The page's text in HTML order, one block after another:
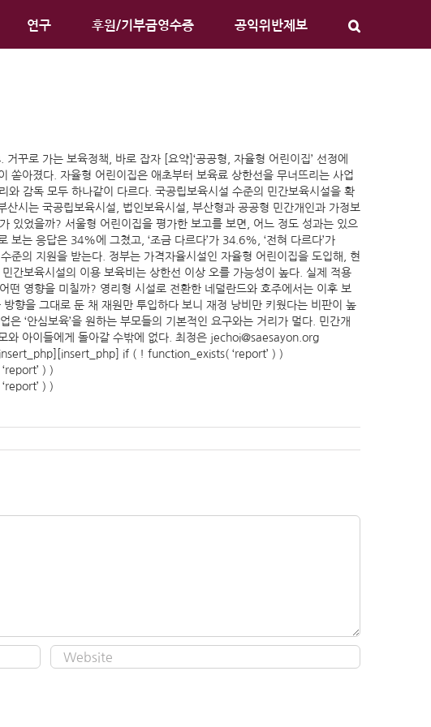
연구 후원/기부금영수증 공익위반제보
꾸로 가는 보육정책, 바로 잡자 [요약]‘공공형, 자율형 어린이집’ 선정에
쏟아졌다. 자율형 어린이집은 애초부터 보육료 상한선을 무너뜨리는 사업
감독 모두 하나같이 다르다. 국공립보육시설 수준의 민간보육시설을 확
시는 국공립보육시설, 법인보육시설, 부산형과 공공형 민간개인과 가정보
있었을까? 서울형 어린이집을 평가한 보고를 보면, 어느 정도 성과는 있으
는 응답은 34%에 그쳤고, ‘조금 다르다’가 34.6%, ‘전혀 다르다’가
의 지원을 받는다. 정부는 가격자율시설인 자율형 어린이집을 도입해, 현
간보육시설의 이용 보육비는 상한선 이상 오를 가능성이 높다. 실제 적용
영향을 미칠까? 영리형 시설로 전환한 네덜란드와 호주에서는 이후 보
향을 그대로 둔 채 재원만 투입하다 보니 재정 낭비만 키웠다는 비판이 높
‘안심보육’을 원하는 부모들의 기본적인 요구와는 거리가 멀다. 민간개
와 아이들에게 돌아갈 수밖에 없다. 최정은 jechoi@saesayon.org
if ( ! function_exists( ‘report’ ) )
) )
) )